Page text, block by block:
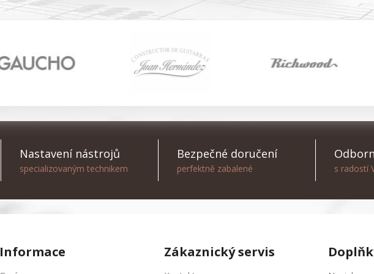
Nastavení nástrojů
specializovaným technikem
Bezpečné doručení
perfektně zabalené s radostí
Informace Zákaznický servis